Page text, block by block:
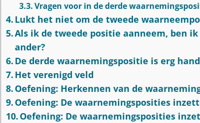
Vragen voor in de derde
Lukt het niet om de tweede
Als ik de tweede positie aanneem, ben
ander?
De derde waarnemingspositie is erg
Het verenigd veld
Oefening: Herkennen van de
Oefening: De waarnemingsposities
Oefening: De waarnemingsposities